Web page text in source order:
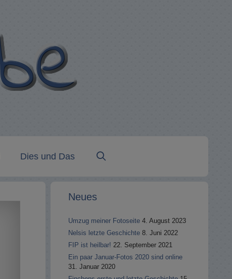
Dies und Das
Neues
Umzug meiner Fotoseite 4. August 2023
Nelsis letzte Geschichte 8. Juni 2022
FIP ist heilbar! 22. September 2021
Ein paar Januar-Fotos 2020 sind online
31. Januar 2020